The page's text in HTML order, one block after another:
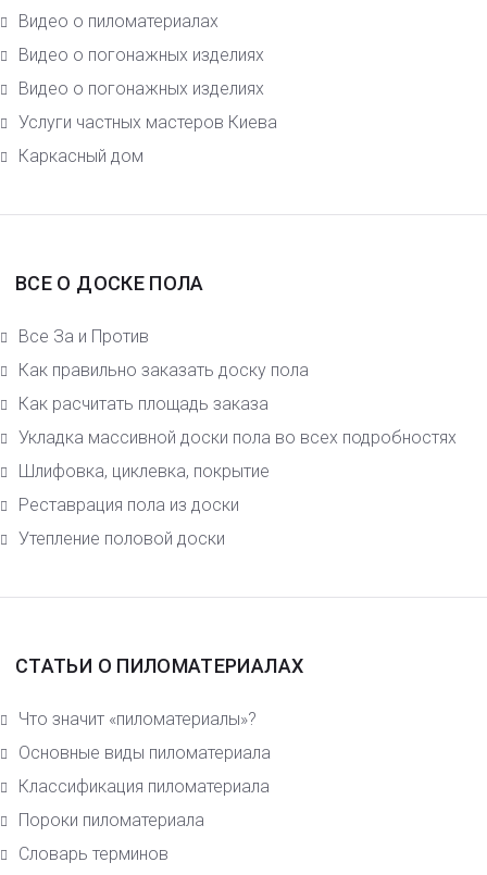
Видео о пиломатериалах
Видео о погонажных изделиях
Видео о погонажных изделиях
Услуги частных мастеров Киева
Каркасный дом
ВСЕ О ДОСКЕ ПОЛА
Все За и Против
Как правильно заказать доску пола
Как расчитать площадь заказа
Укладка массивной доски пола во всех подробностях
Шлифовка, циклевка, покрытие
Реставрация пола из доски
Утепление половой доски
СТАТЬИ О ПИЛОМАТЕРИАЛАХ
Что значит «пиломатериалы»?
Основные виды пиломатериала
Класcификация пиломатериала
Пороки пиломатериала
Словарь терминов